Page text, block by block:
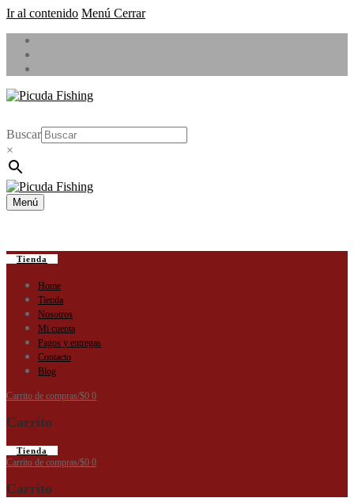
Ir al contenido Menú Cerrar
Buscar
×
Menú
Tienda
Home
Tienda
Nosotros
Mi cuenta
Pagos y entregas
Contacto
Blog
Carrito de compras/$0 0
Carrito
Tienda
Carrito de compras/$0 0
Carrito